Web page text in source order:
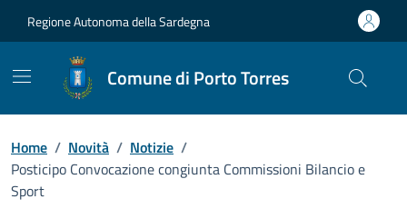
Regione Autonoma della Sardegna
Comune di Porto Torres
Home / Novità / Notizie /
Posticipo Convocazione congiunta Commissioni Bilancio e
Sport